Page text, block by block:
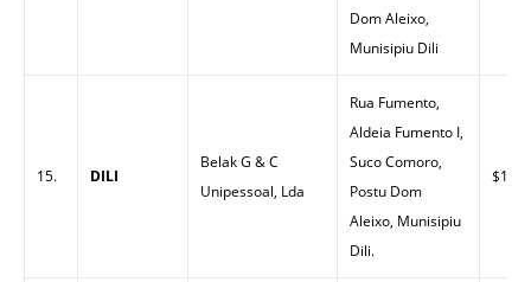
Dom Aleixo,
Munisipiu Dili
15. DILI
Belak G & C
Unipessoal, Lda
Rua Fumento,
Aldeia Fumento I,
Suco Comoro,
Postu Dom
Aleixo, Munisipiu
Dili.
$1.53